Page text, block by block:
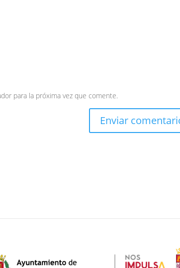
para la próxima vez que comente.